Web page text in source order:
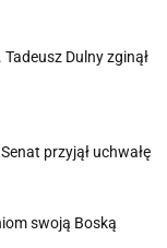
Tadeusz Dulny zginął
przyjął uchwałę
swoją Boską